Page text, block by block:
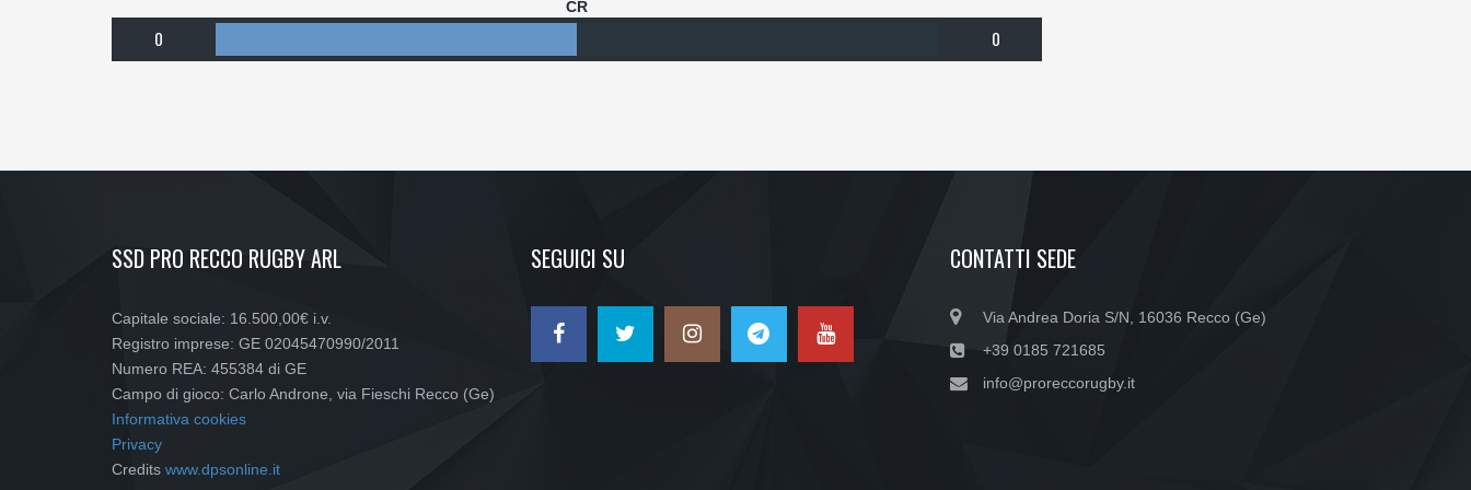
CR
0 0
SSD PRO RECCO RUGBY ARL
Capitale sociale: 16.500,00€ i.v.
Registro imprese: GE 02045470990/2011
Numero REA: 455384 di GE
Campo di gioco: Carlo Androne, via Fieschi Recco (Ge)
Informativa cookies
Privacy
Credits www.dpsonline.it
SEGUICI SU CONTATTI SEDE
Via Andrea Doria S/N, 16036 Recco (Ge)
+39 0185 721685
info@proreccorugby.it